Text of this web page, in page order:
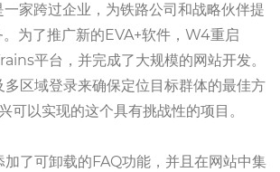
一家跨过企业，为铁路公司和战略伙伴提
为了推广新的EVA+软件，W4重启
平台，并完成了大规模的网站开发。
多区域登录来确保定位目标群体的最佳方
可以实现的这个具有挑战性的项目。
加了可卸载的FAQ功能，并且在网站中集